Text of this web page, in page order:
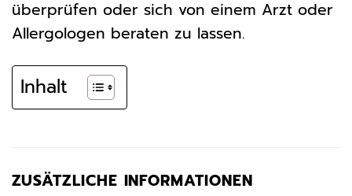
überprüfen oder sich von einem Arzt oder
Allergologen beraten zu lassen.
Inhalt
ZUSÄTZLICHE INFORMATIONEN